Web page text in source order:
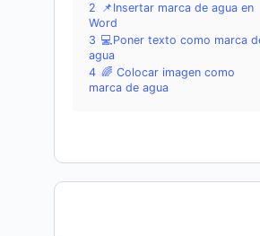
2 📌Insertar marca de agua en
Word
3 💻Poner texto como marca
agua
4 🌈 Colocar imagen como
marca de agua